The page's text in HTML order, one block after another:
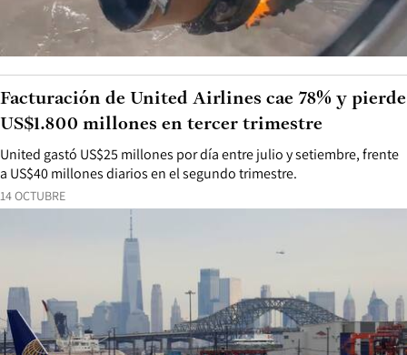
14 OCTUBRE
United gastó US$25 millones por día entre julio y setiembre, frente
a US$40 millones diarios en el segundo trimestre.
Facturación de United Airlines cae 78% y pierde
US$1.800 millones en tercer trimestre